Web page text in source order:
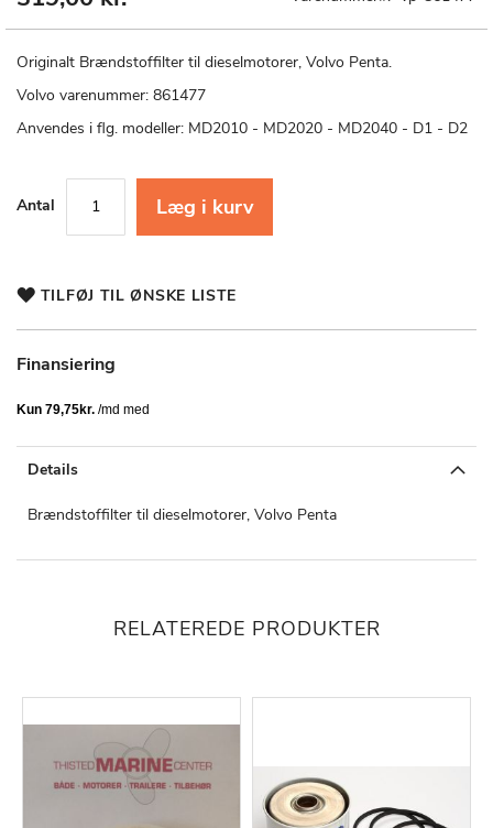
Originalt Brændstoffilter til dieselmotorer, Volvo Penta.
Volvo varenummer: 861477
Anvendes i flg. modeller: MD2010 - MD2020 - MD2040 - D1 - D2
Antal Læg i kurv
TILFØJ TIL ØNSKE LISTE
Finansiering
af
Details
Brændstoffilter til dieselmotorer, Volvo Penta
RELATEREDE PRODUKTER